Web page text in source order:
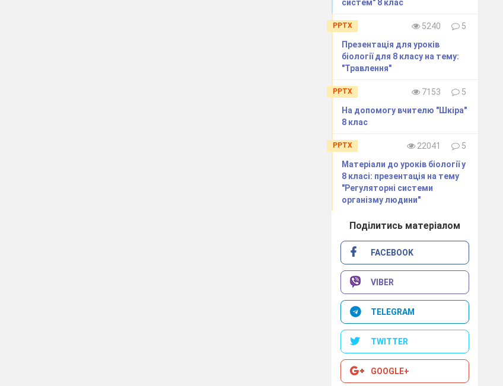
систем" 8 клас
PPTX 5240
5
Презентація для уроків
біології для 8 класу на тему:
"Травлення"
PPTX 7153
5
На допомогу вчителю "Шкіра"
8 клас
PPTX 22041
5
Матеріали до уроків біології у
8 класі: презентація на тему
"Регуляторні системи
організму людини"
Поділитись матеріалом
FACEBOOK
VIBER
TELEGRAM
TWITTER
GOOGLE+